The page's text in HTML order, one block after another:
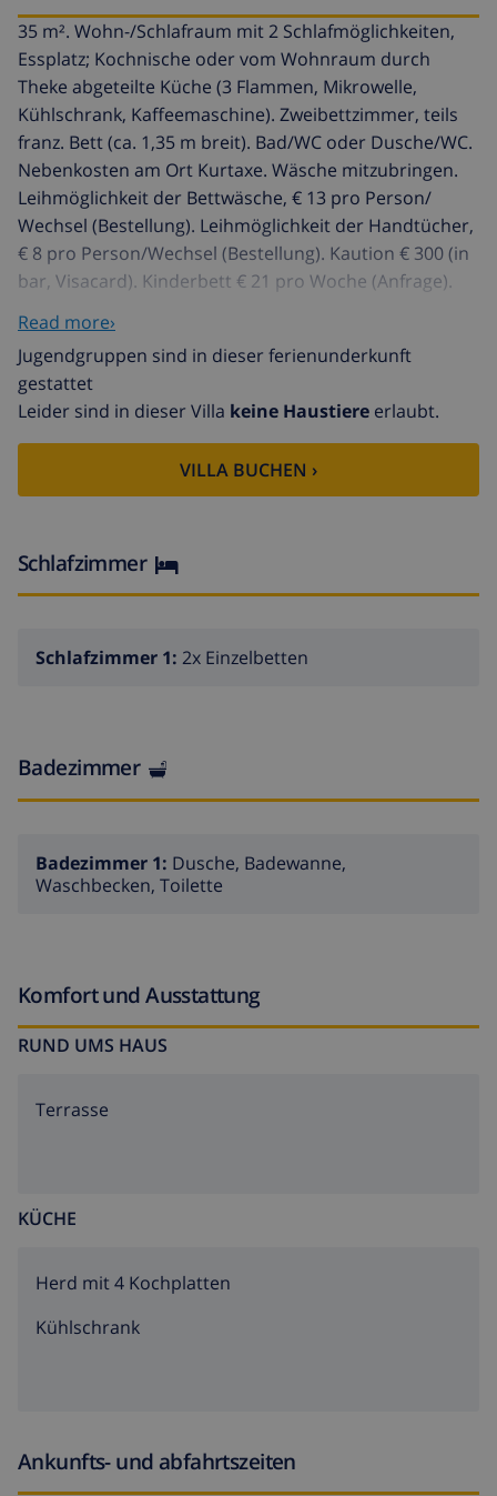
35 m². Wohn-/​Schlafraum mit 2 Schlafmöglichkeiten,
Essplatz; Kochnische oder vom Wohnraum durch
Theke abgeteilte Küche (3 Flammen, Mikrowelle,
Kühlschrank, Kaffeemaschine). Zweibettzimmer, teils
franz. Bett (ca. 1,35 m breit). Bad/​WC oder Dusche/​WC.
Nebenkosten am Ort Kurtaxe. Wäsche mitzubringen.
Leihmöglichkeit der Bettwäsche, € 13 pro Person/​
Wechsel (Bestellung). Leihmöglichkeit der Handtücher,
€ 8 pro Person/​Wechsel (Bestellung). Kaution € 300 (in
bar, Visacard). Kinderbett € 21 pro Woche (Anfrage).
Hochstuhl € 18 pro Woche (Anfrage). Haustier nicht
erlaubt. HUTG-008707-66
Das Appartementhaus PATTAYA steht in zentraler Lage
am Haupteinfahrtskanal und Club Nautico von
Ampuriabrava. Zum schönen Sandstrand ca. 600 m.
Restaurants und Einkaufsmöglichkeiten ca. 200 m.
Ortsmitte Ampuriabrava ca. 500 m. Parkmöglichkeit an
der Straße beim Gebäude. Jeweils Balkon oder
feriengerecht eingerichtet, jedoch unterschiedlich je
nach Besitzer. Fliesenböden. Teilweise
Read more›
Jugendgruppen sind in dieser ferienunderkunft
gestattet
Leider sind in dieser Villa keine Haustiere erlaubt.
VILLA BUCHEN ›
Schlafzimmer
Schlafzimmer 1: 2x Einzelbetten
Badezimmer
Badezimmer 1: Dusche, Badewanne,
Waschbecken, Toilette
Komfort und Ausstattung
RUND UMS HAUS
Terrasse
KÜCHE
Herd mit 4 Kochplatten
Kühlschrank
Ankunfts- und abfahrtszeiten